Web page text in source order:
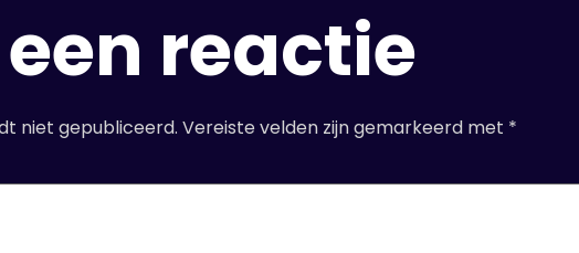
een reactie
niet gepubliceerd. Vereiste velden zijn gemarkeerd met *